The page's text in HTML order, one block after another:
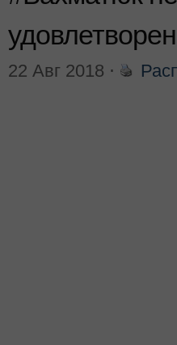
22 Авг 2018 ⋅